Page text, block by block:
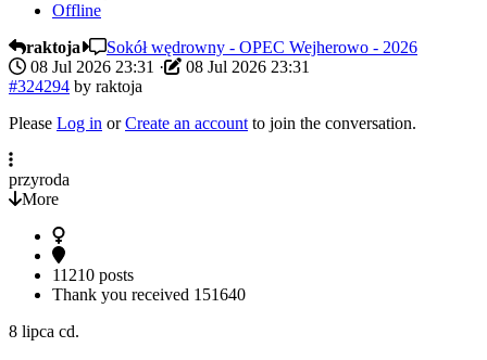
Offline
raktoja
Sokół wędrowny - OPEC Wejherowo - 2026
08 Jul 2026 23:31 ·
08 Jul 2026 23:31
#324294 by raktoja
Please Log in orCreate an account to join the conversation.
przyroda
More
11210 posts
Thank you received 151640
8 lipca cd.